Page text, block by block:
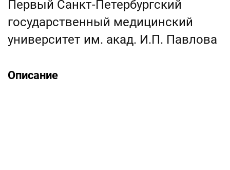
Первый Санкт-Петербургский
государственный медицинский
университет им. акад. И.П. Павлова
Описание